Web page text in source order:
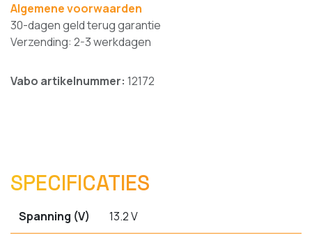
Algemene voorwaarden
30-dagen geld terug garantie
Verzending: 2-3 werkdagen
Vabo artikelnummer: 12172
SPECIFICATIES
Spanning (V) 13.2 V